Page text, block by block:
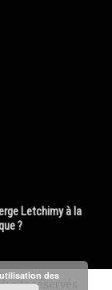
Letchimy à la
?
réservés
des